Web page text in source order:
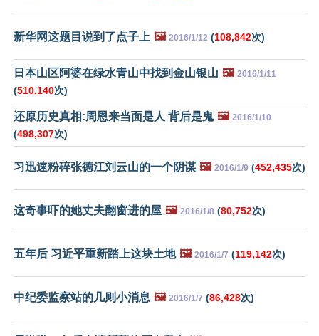
新华网这题目说到了点子上 🖼️ 2016/1/12 (108,842次)
日本山区阿婆在绿水青山中找到金山银山 🖼️ 2016/1/11
(510,140次)
还原历史真相:周恩来当面是人 背后是鬼 🖼️ 2016/1/10
(498,307次)
习迅速粉碎张德江刘云山的一个阴谋 🖼️ 2016/1/9 (452,435次)
这奇事吓的她丈夫翻窗进的屋 🖼️ 2016/1/8 (80,752次)
五年后 习近平重新踏上这块土地 🖼️ 2016/1/7 (119,142次)
中纪委监察站的几则小消息 🖼️ 2016/1/7 (86,428次)